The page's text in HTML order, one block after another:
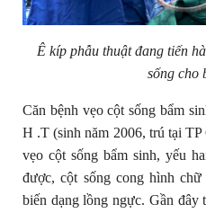
Ê kíp phẫu thuật đang tiến
sống cho
Căn bệnh vẹo cột sống bẩm
H .T (sinh năm 2006, trú tại
vẹo cột sống bẩm sinh, yếu
được, cột sống cong hình
biến dạng lồng ngực. Gần đây